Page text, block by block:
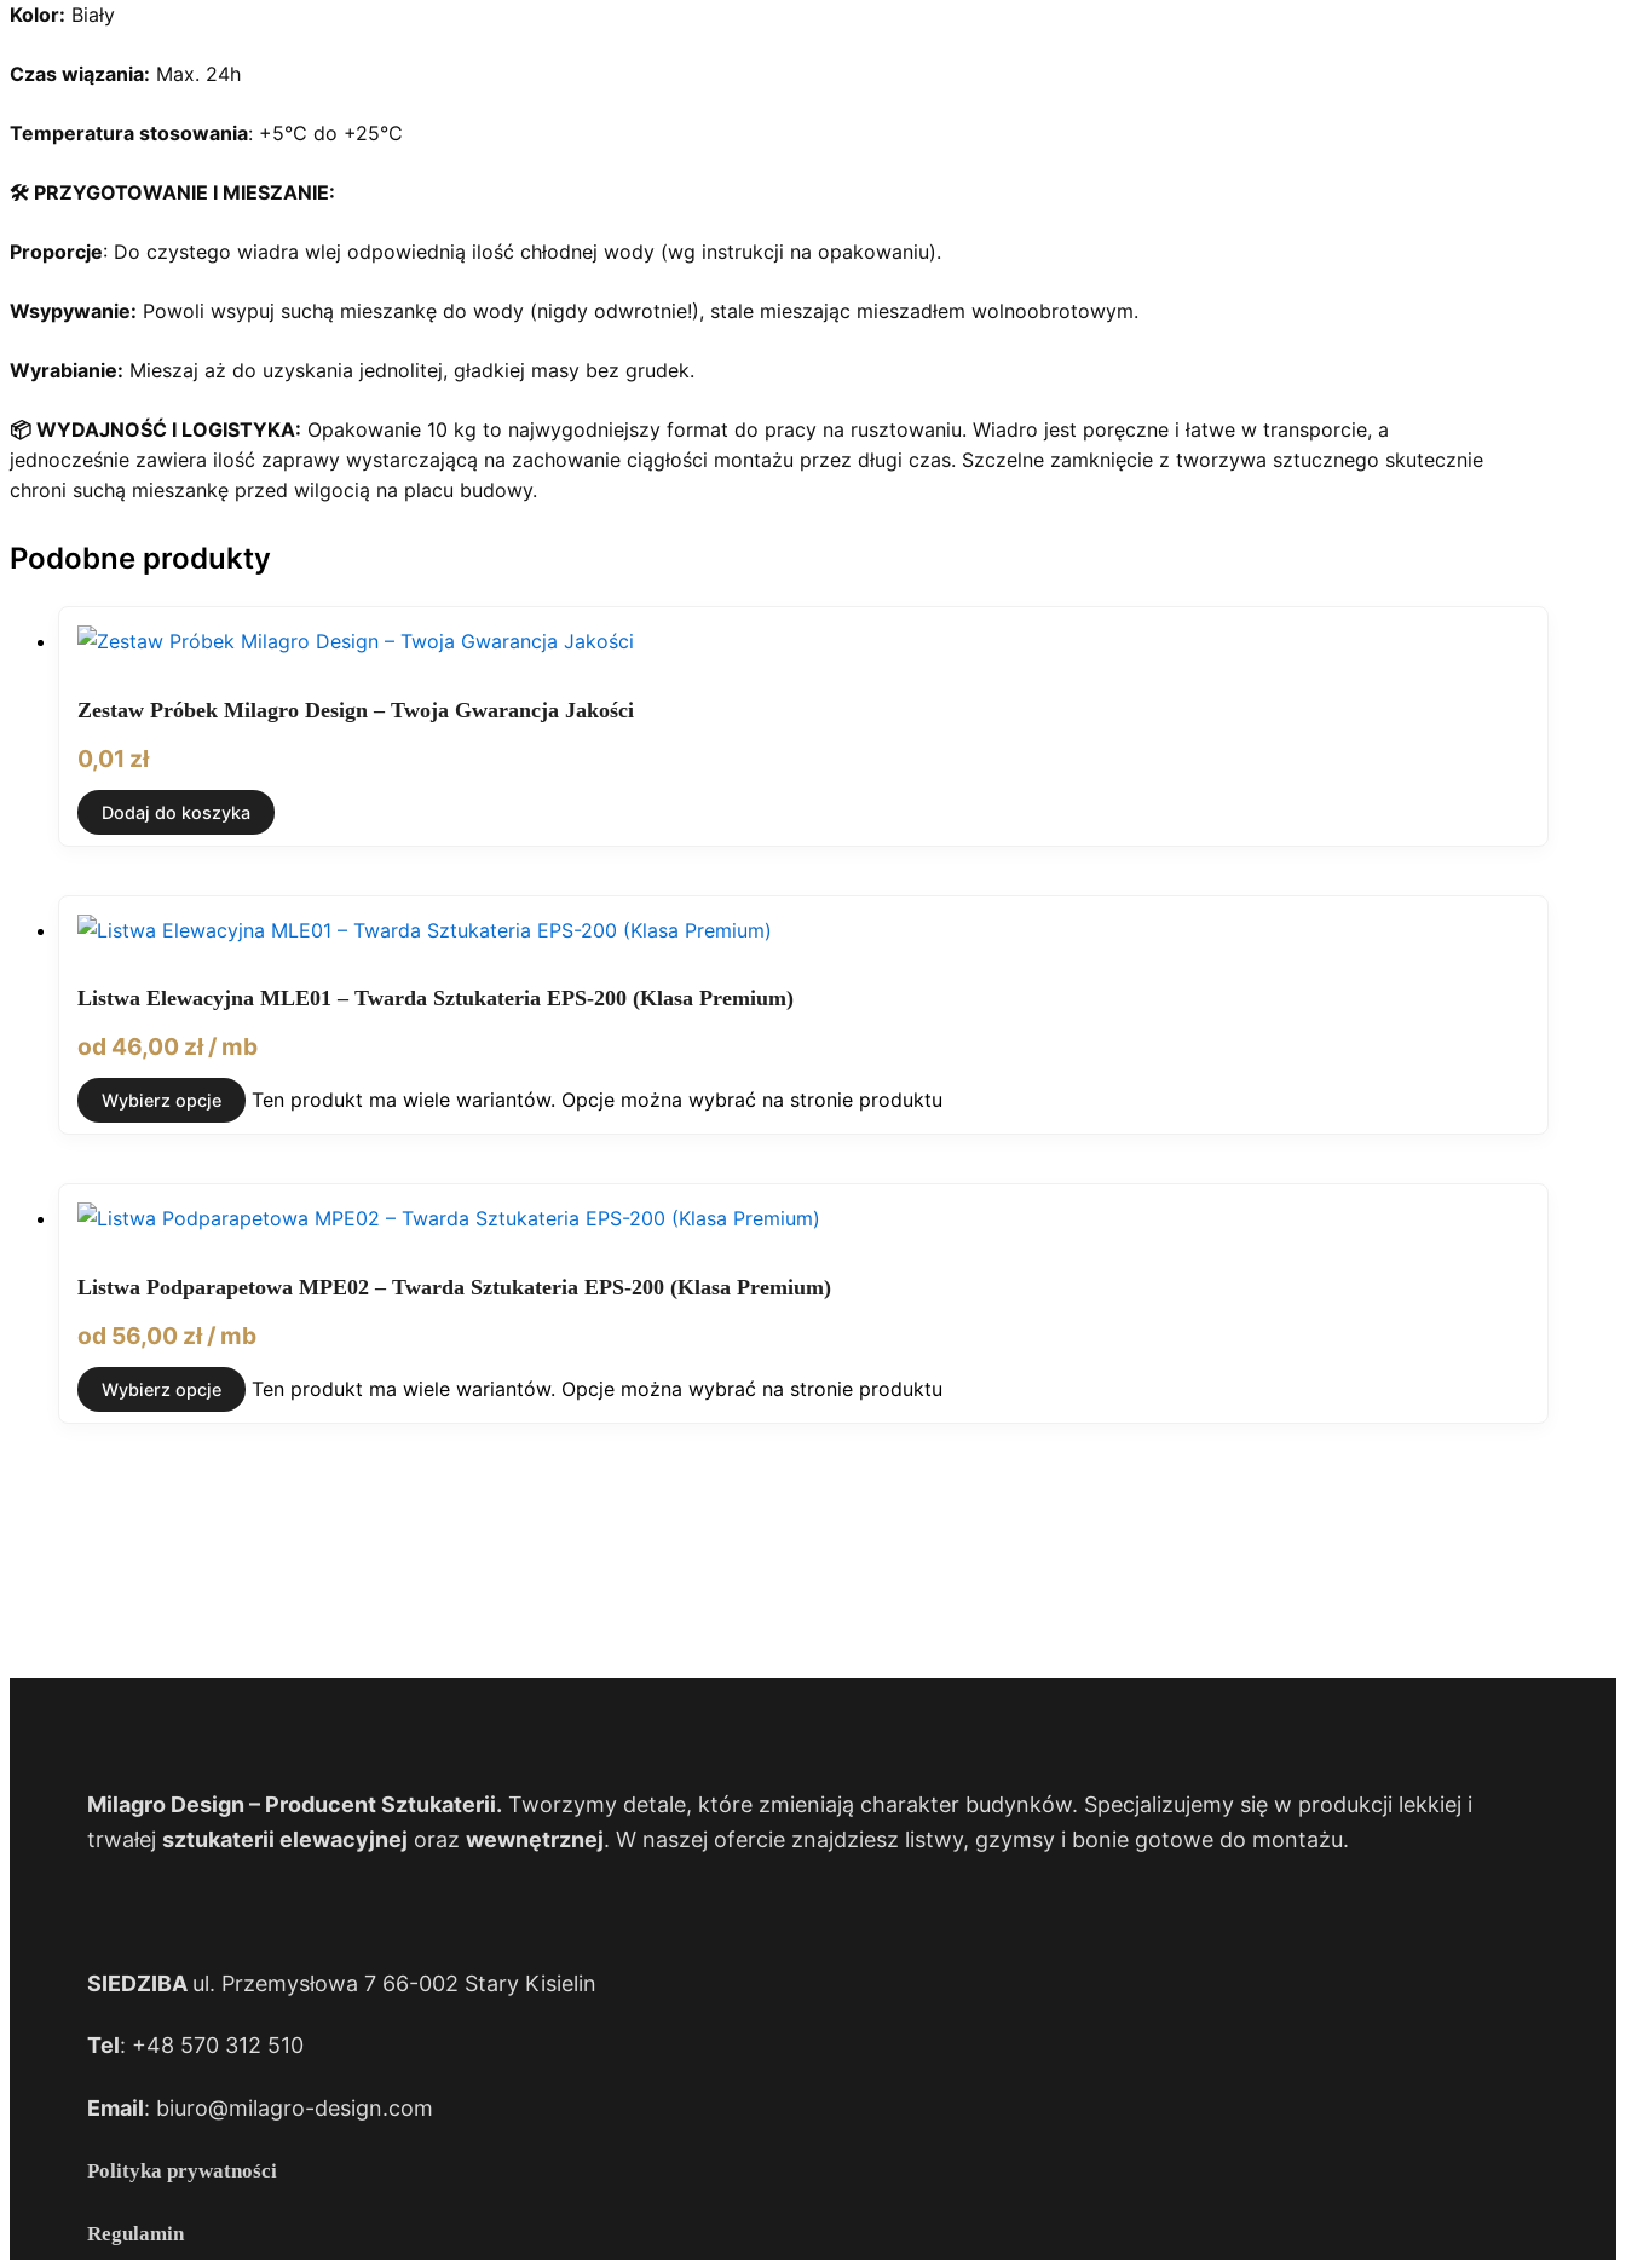
Kolor: Biały
Czas wiązania: Max. 24h
Temperatura stosowania: +5°C do +25°C
🛠️ PRZYGOTOWANIE I MIESZANIE:
Proporcje: Do czystego wiadra wlej odpowiednią ilość chłodnej wody (wg instrukcji na opakowaniu).
Wsypywanie: Powoli wsypuj suchą mieszankę do wody (nigdy odwrotnie!), stale mieszając mieszadłem wolnoobrotowym.
Wyrabianie: Mieszaj aż do uzyskania jednolitej, gładkiej masy bez grudek.
📦 WYDAJNOŚĆ I LOGISTYKA: Opakowanie 10 kg to najwygodniejszy format do pracy na rusztowaniu. Wiadro jest poręczne i łatwe w transporcie, a
jednocześnie zawiera ilość zaprawy wystarczającą na zachowanie ciągłości montażu przez długi czas. Szczelne zamknięcie z tworzywa sztucznego skutecznie
chroni suchą mieszankę przed wilgocią na placu budowy.
Podobne produkty
Zestaw Próbek Milagro Design – Twoja Gwarancja Jakości
0,01 zł
Dodaj do koszyka
Listwa Elewacyjna MLE01 – Twarda Sztukateria EPS-200 (Klasa Premium)
od 46,00 zł/ mb
Wybierz opcje Ten produkt ma wiele wariantów. Opcje można wybrać na stronie produktu
Listwa Podparapetowa MPE02 – Twarda Sztukateria EPS-200 (Klasa Premium)
od 56,00 zł/ mb
Wybierz opcje Ten produkt ma wiele wariantów. Opcje można wybrać na stronie produktu
Milagro Design – Producent Sztukaterii. Tworzymy detale, które zmieniają charakter budynków. Specjalizujemy się w produkcji lekkiej i
trwałej sztukaterii elewacyjnej oraz wewnętrznej. W naszej ofercie znajdziesz listwy, gzymsy i bonie gotowe do montażu.
SIEDZIBA ul. Przemysłowa 7 66-002 Stary Kisielin
Tel: +48 570 312 510
Email: biuro@milagro-design.com
Polityka prywatności
Regulamin